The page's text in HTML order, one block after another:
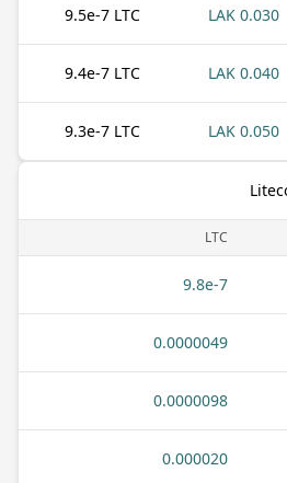
0.030 LAK
9.5e-7 LTC
0.040 LAK
9.4e-7 LTC
0.050 LAK
9.3e-7 LTC
LTC
9.8e-7
0.0000049
0.0000098
0.000020